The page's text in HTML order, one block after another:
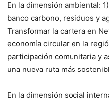
En la dimensión ambiental:
banco carbono, residuos y
Transformar la cartera en
economía circular en la
participación comunitaria y
una nueva ruta más
En la dimensión social